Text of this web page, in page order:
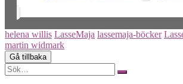
helena willis LasseMaja lassemaja-böcker
martin widmark
Search
for: